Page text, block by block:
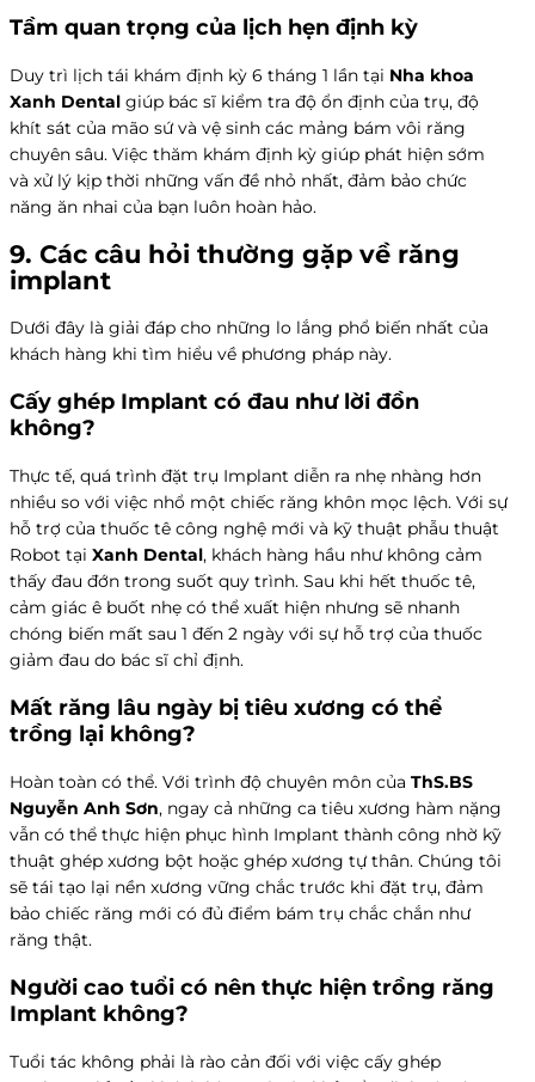
Tầm quan trọng của lịch hẹn định kỳ
Duy trì lịch tái khám định kỳ 6 tháng 1 lần tại Nha khoa
Xanh Dental giúp bác sĩ kiểm tra độ ổn định của trụ, độ
khít sát của mão sứ và vệ sinh các mảng bám vôi răng
chuyên sâu. Việc thăm khám định kỳ giúp phát hiện sớm
và xử lý kịp thời những vấn đề nhỏ nhất, đảm bảo chức
năng ăn nhai của bạn luôn hoàn hảo.
9. Các câu hỏi thường gặp về răng
implant
Dưới đây là giải đáp cho những lo lắng phổ biến nhất của
khách hàng khi tìm hiểu về phương pháp này.
Cấy ghép Implant có đau như lời đồn
không?
Thực tế, quá trình đặt trụ Implant diễn ra nhẹ nhàng hơn
nhiều so với việc nhổ một chiếc răng khôn mọc lệch. Với sự
hỗ trợ của thuốc tê công nghệ mới và kỹ thuật phẫu thuật
Robot tại Xanh Dental, khách hàng hầu như không cảm
thấy đau đớn trong suốt quy trình. Sau khi hết thuốc tê,
cảm giác ê buốt nhẹ có thể xuất hiện nhưng sẽ nhanh
chóng biến mất sau 1 đến 2 ngày với sự hỗ trợ của thuốc
giảm đau do bác sĩ chỉ định.
Mất răng lâu ngày bị tiêu xương có thể
trồng lại không?
Hoàn toàn có thể. Với trình độ chuyên môn của ThS.BS
Nguyễn Anh Sơn, ngay cả những ca tiêu xương hàm nặng
vẫn có thể thực hiện phục hình Implant thành công nhờ kỹ
thuật ghép xương bột hoặc ghép xương tự thân. Chúng tôi
sẽ tái tạo lại nền xương vững chắc trước khi đặt trụ, đảm
bảo chiếc răng mới có đủ điểm bám trụ chắc chắn như
răng thật.
Người cao tuổi có nên thực hiện trồng răng
Implant không?
Tuổi tác không phải là rào cản đối với việc cấy ghép